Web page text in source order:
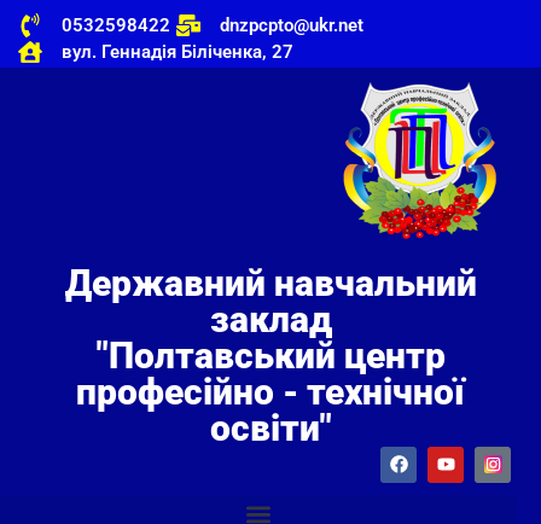
0532598422
dnzpcpto@ukr.net
вул. Геннадія Біліченка, 27
Державний навчальний
заклад
"Полтавський центр
професійно - технічної
освіти"